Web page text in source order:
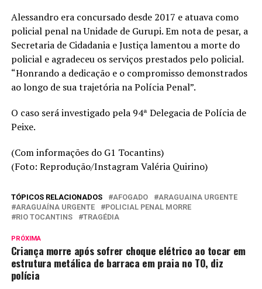
Alessandro era concursado desde 2017 e atuava como
policial penal na Unidade de Gurupi. Em nota de pesar, a
Secretaria de Cidadania e Justiça lamentou a morte do
policial e agradeceu os serviços prestados pelo policial.
“Honrando a dedicação e o compromisso demonstrados
ao longo de sua trajetória na Polícia Penal”.
O caso será investigado pela 94ª Delegacia de Polícia de
Peixe.
(Com informações do G1 Tocantins)
(Foto: Reprodução/Instagram Valéria Quirino)
TÓPICOS RELACIONADOS AFOGADO
ARAGUAINA URGENTE
ARAGUAÍNA URGENTE
POLICIAL PENAL MORRE
RIO TOCANTINS
TRAGÉDIA
PRÓXIMA
Criança morre após sofrer choque elétrico ao tocar em
estrutura metálica de barraca em praia no TO, diz
polícia